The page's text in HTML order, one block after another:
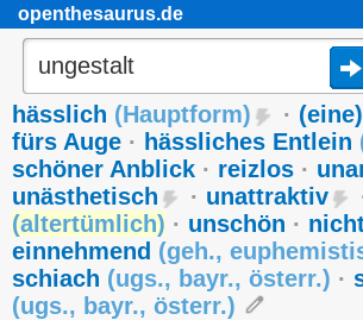
openthesaurus.de
hässlich (Hauptform) ·
fürs Auge · hässliches Entlein
schöner Anblick · reizlos ·
unästhetisch
· unattraktiv
(altertümlich) · unschön ·
einnehmend (geh.,
schiach (ugs., bayr., österr.) ·
(ugs., bayr., österr.)